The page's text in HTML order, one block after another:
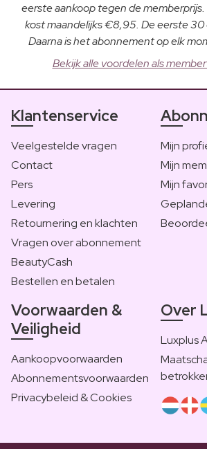
eerste aankoop tegen de
kost maandelijks €8,95. De eerste 30
Daarna is het abonnement op elk
Bekijk alle voordelen als
Klantenservice
Veelgestelde vragen
Contact
Pers
Levering
Retournering en klachten
Vragen over abonnement
BeautyCash
Bestellen en betalen
Mijn
Mijn
Mijn
Voorwaarden &
Veiligheid
Aankoopvoorwaarden
Abonnementsvoorwaarden
Privacybeleid & Cookies
Over
Luxplus